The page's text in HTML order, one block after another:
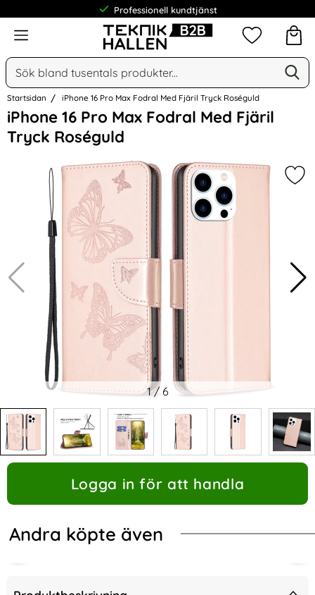
Professionell kundtjänst
Meny
Sök
Sök på Narse Group AB
Mina
Startsidan iPhone 16 Pro Max Fodral Med Fjäril Tryck Roséguld
iPhone 16 Pro Max Fodral Med Fjäril
Tryck Roséguld
Hoppa
över
Bilder
1/ 6
Logga in för att handla
Andra köpte även